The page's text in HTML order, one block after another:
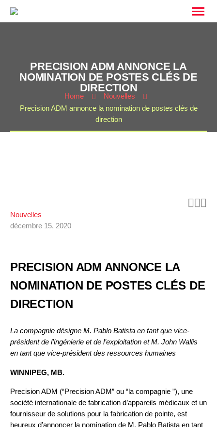
PRECISION ADM ANNONCE LA
NOMINATION DE POSTES CLÉS DE
DIRECTION
Home
Nouvelles
Precision ADM annonce la nomination de postes clés de
direction

Nouvelles
décembre 15, 2020
PRECISION ADM ANNONCE LA
NOMINATION DE POSTES CLÉS DE
DIRECTION
La compagnie désigne M. Pablo Batista en tant que vice-
président de l’ingénierie et de l’exploitation et M. John Wallis
en tant que vice-président des ressources humaines
WINNIPEG, MB.
Precision ADM (“Precision ADM” ou “la compagnie ”), une
société internationale de fabrication d’appareils médicaux et un
fournisseur de solutions pour la fabrication de pointe, est
heureux d’annoncer la nomination de M. Pablo Batista en tant